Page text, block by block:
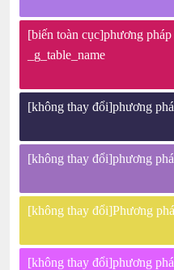
[biến toàn cục]phương
_g_table_name
[không thay đổi]phương
[không thay đổi]phương
[không thay đổi]Phương
[không thay đổi]phương